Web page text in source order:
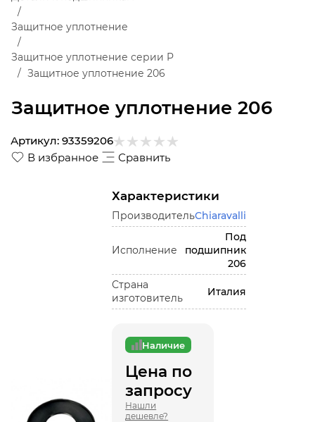
Защитное уплотнение 206
Защитное уплотнение
Защитное уплотнение серии P
Защитное уплотнение 206
В избранное Сравнить
Артикул: 93359206
Характеристики
ПроизводительChiaravalli
Исполнение
Под
подшипник
206
Страна
изготовитель
Италия
Наличие
Цена по
запросу
Нашли
дешевле?